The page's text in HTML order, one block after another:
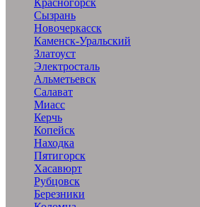
Красногорск
Сызрань
Новочеркасск
Каменск-Уральский
Златоуст
Электросталь
Альметьевск
Салават
Миасс
Керчь
Копейск
Находка
Пятигорск
Хасавюрт
Рубцовск
Березники